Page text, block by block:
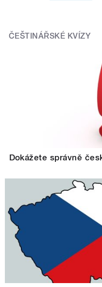
ČEŠTINÁŘSKÉ KVÍZY
Dokážete správně